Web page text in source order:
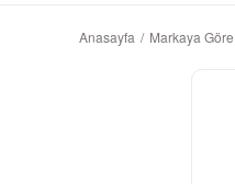
Anasayfa Markaya Göre